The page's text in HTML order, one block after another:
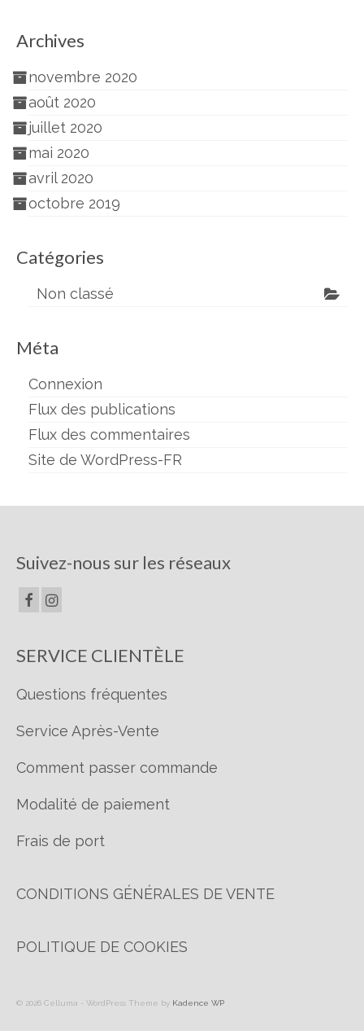
Archives
novembre 2020
août 2020
juillet 2020
mai 2020
avril 2020
octobre 2019
Catégories
Non classé
Méta
Connexion
Flux des publications
Flux des commentaires
Site de WordPress-FR
Suivez-nous sur les réseaux
SERVICE CLIENTÈLE
Questions fréquentes
Service Après-Vente
Comment passer commande
Modalité de paiement
Frais de port
CONDITIONS GÉNÉRALES DE VENTE
POLITIQUE DE COOKIES
© 2026 Celluma - WordPress Theme by Kadence WP